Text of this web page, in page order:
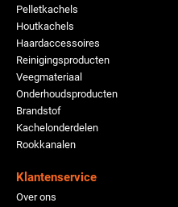
Pelletkachels
Houtkachels
Haardaccessoires
Reinigingsproducten
Veegmateriaal
Onderhoudsproducten
Brandstof
Kachelonderdelen
Rookkanalen
Klantenservice
Over ons